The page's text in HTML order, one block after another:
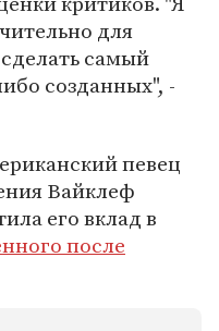
для
самый
созданных", -
певец
Вайклеф
его вклад в
после